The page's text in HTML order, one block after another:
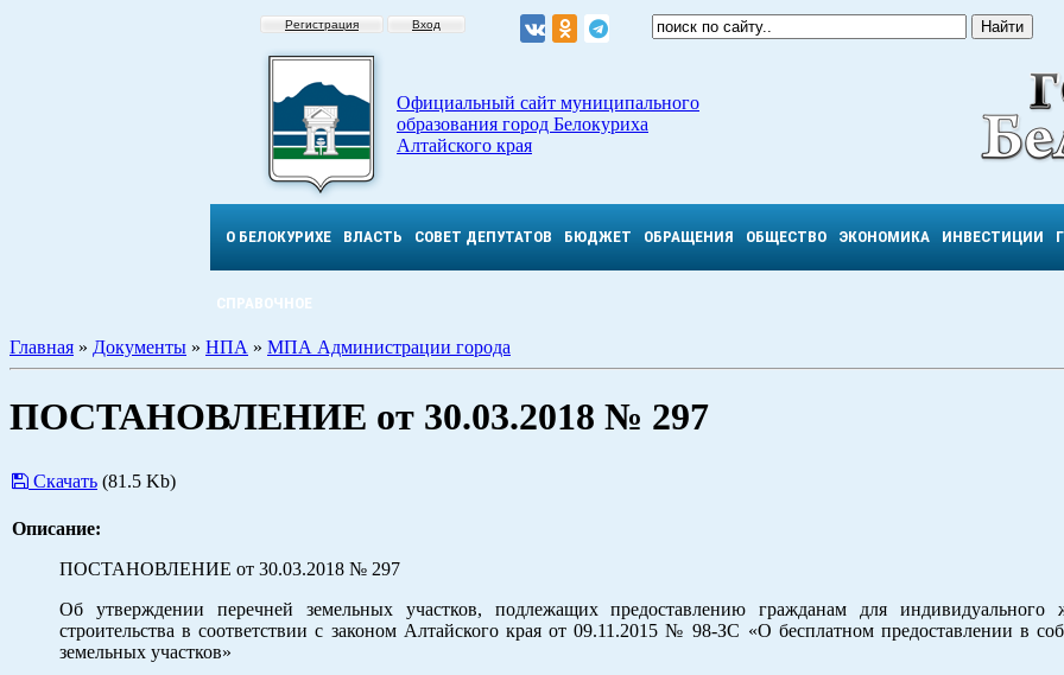
Регистрация Вход
Официальный сайт муниципального
образования город Белокуриха
Алтайского края
О БЕЛОКУРИХЕ ВЛАСТЬ СОВЕТ ДЕПУТАТОВ БЮДЖЕТ ОБРАЩЕНИЯ ОБЩЕСТВО ЭКОНОМИКА ИНВЕСТИЦИИ
СПРАВОЧНОЕ
Главная » Документы » НПА » МПА Администрации города
ПОСТАНОВЛЕНИЕ от 30.03.2018 № 297
Скачать (81.5 Kb)
Описание:
ПОСТАНОВЛЕНИЕ от 30.03.2018 № 297
Об утверждении перечней земельных участков, подлежащих предоставле­нию гражданам для индивидуального
строительства в соответ­ствии с законом Алтайского края от 09.11.2015 № 98-ЗС «О бесплатном предоставлении в
земельных участков»